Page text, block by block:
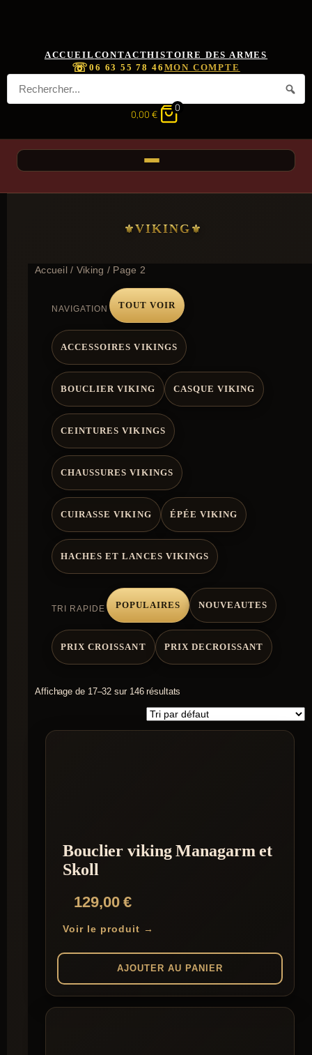
ACCUEIL CONTACTHISTOIRE DES ARMES
☏06 63 55 78 46 MON COMPTE
0,00 €
0
VIKING
Accueil/ Viking / Page 2
NAVIGATION TOUT VOIR
ACCESSOIRES VIKINGS
BOUCLIER VIKING CASQUE VIKING
CEINTURES VIKINGS
CHAUSSURES VIKINGS
CUIRASSE VIKING ÉPÉE VIKING
HACHES ET LANCES VIKINGS
TRI RAPIDE POPULAIRES NOUVEAUTES
PRIX CROISSANT PRIX DECROISSANT
Affichage de 17–32 sur 146 résultats
Bouclier viking Managarm et
Skoll
129,00€
Voir le produit →
AJOUTER AU PANIER